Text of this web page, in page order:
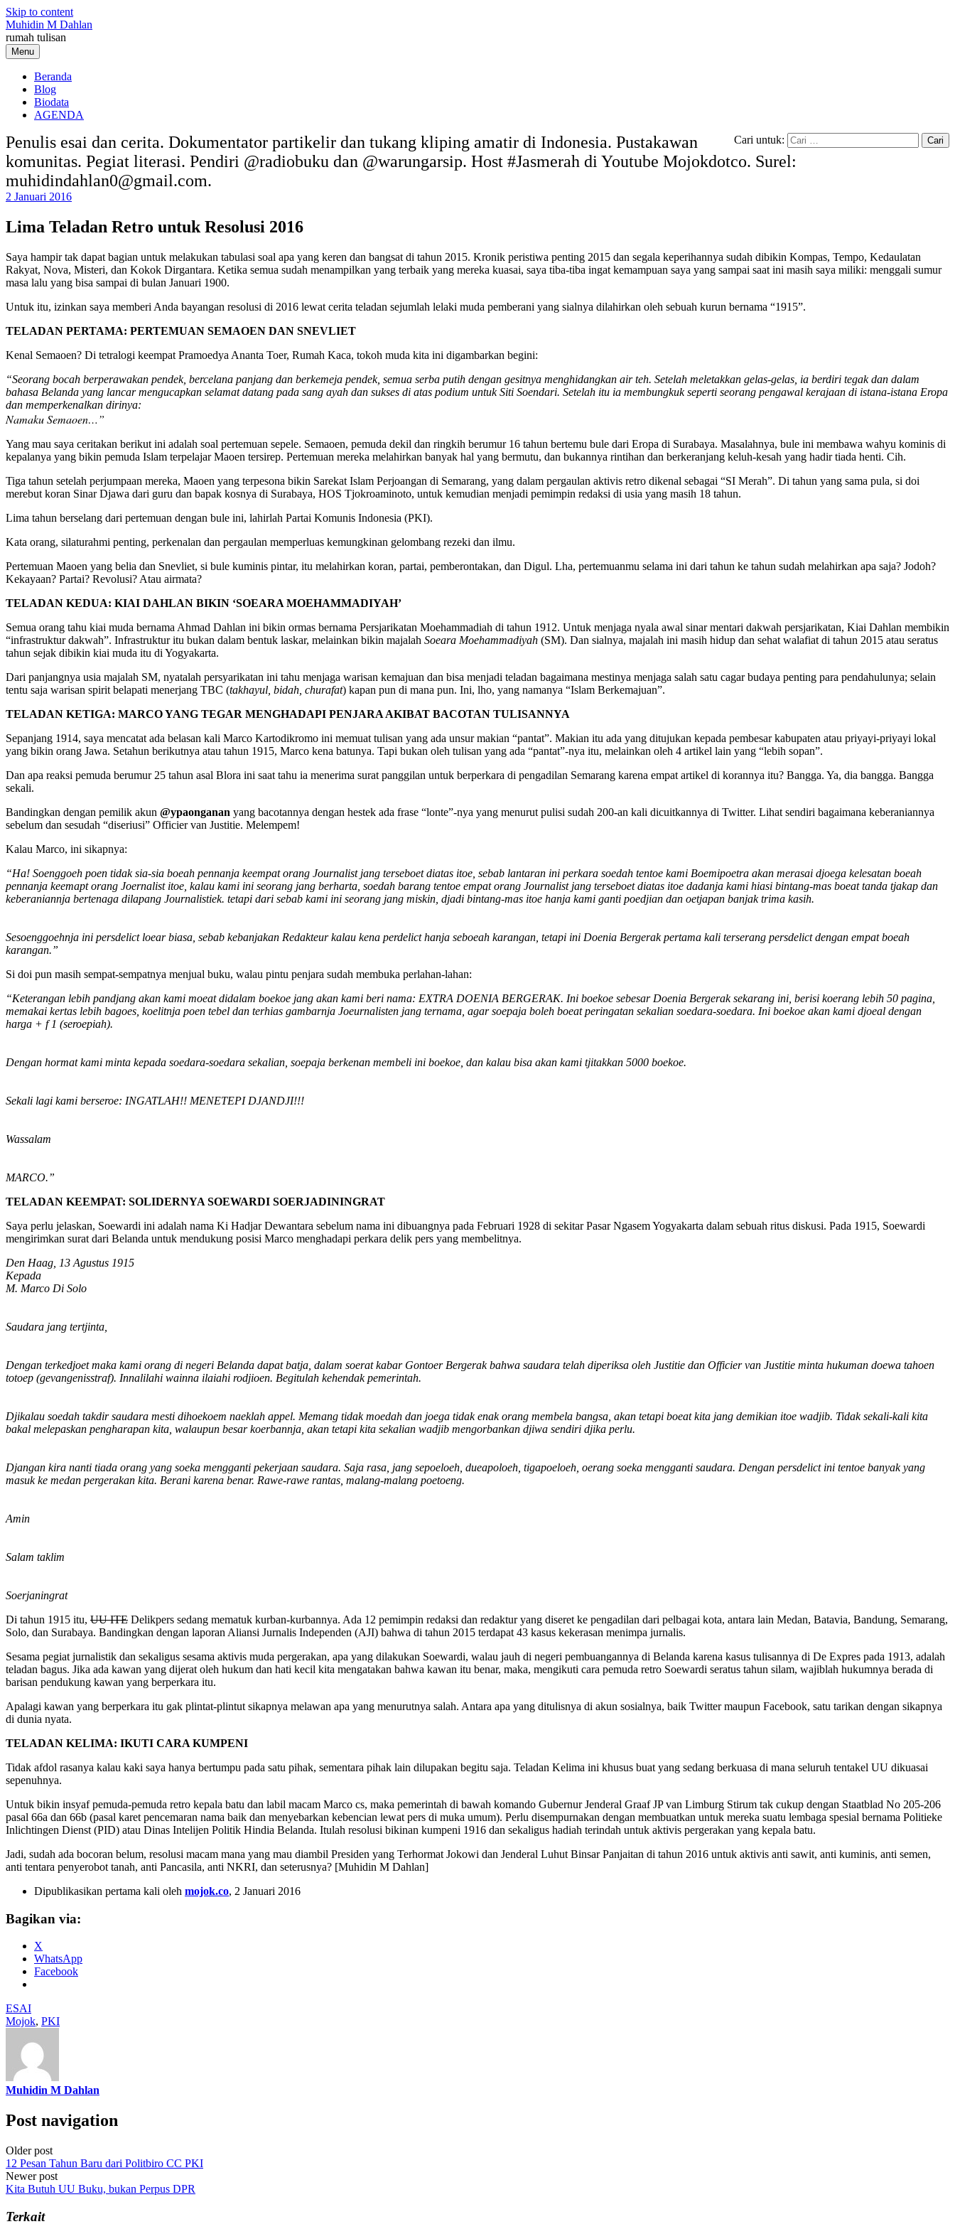
Skip to content
Muhidin M Dahlan
rumah tulisan
Menu
Beranda
Blog
Biodata
AGENDA
Cari untuk:
Penulis esai dan cerita. Dokumentator partikelir dan tukang kliping amatir di Indonesia. Pustakawan
komunitas. Pegiat literasi. Pendiri @radiobuku dan @warungarsip. Host #Jasmerah di Youtube Mojokdotco. Surel:
muhidindahlan0@gmail.com.
2 Januari 2016
Lima Teladan Retro untuk Resolusi 2016
Saya hampir tak dapat bagian untuk melakukan tabulasi soal apa yang keren dan bangsat di tahun 2015. Kronik peristiwa penting 2015 dan segala keperihannya sudah dibikin Kompas, Tempo, Kedaulatan
Rakyat, Nova, Misteri, dan Kokok Dirgantara. Ketika semua sudah menampilkan yang terbaik yang mereka kuasai, saya tiba-tiba ingat kemampuan saya yang sampai saat ini masih saya miliki: menggali sumur
masa lalu yang bisa sampai di bulan Januari 1900.
Untuk itu, izinkan saya memberi Anda bayangan resolusi di 2016 lewat cerita teladan sejumlah lelaki muda pemberani yang sialnya dilahirkan oleh sebuah kurun bernama “1915”.
TELADAN PERTAMA: PERTEMUAN SEMAOEN DAN SNEVLIET
Kenal Semaoen? Di tetralogi keempat Pramoedya Ananta Toer, Rumah Kaca, tokoh muda kita ini digambarkan begini:
“Seorang bocah berperawakan pendek, bercelana panjang dan berkemeja pendek, semua serba putih dengan gesitnya menghidangkan air teh. Setelah meletakkan gelas-gelas, ia berdiri tegak dan dalam
bahasa Belanda yang lancar mengucapkan selamat datang pada sang ayah dan sukses di atas podium untuk Siti Soendari. Setelah itu ia membungkuk seperti seorang pengawal kerajaan di istana-istana Eropa
dan memperkenalkan dirinya:
Namaku Semaoen…”
Yang mau saya ceritakan berikut ini adalah soal pertemuan sepele. Semaoen, pemuda dekil dan ringkih berumur 16 tahun bertemu bule dari Eropa di Surabaya. Masalahnya, bule ini membawa wahyu kominis di
kepalanya yang bikin pemuda Islam terpelajar Maoen tersirep. Pertemuan mereka melahirkan banyak hal yang bermutu, dan bukannya rintihan dan berkeranjang keluh-kesah yang hadir tiada henti. Cih.
Tiga tahun setelah perjumpaan mereka, Maoen yang terpesona bikin Sarekat Islam Perjoangan di Semarang, yang dalam pergaulan aktivis retro dikenal sebagai “SI Merah”. Di tahun yang sama pula, si doi
merebut koran Sinar Djawa dari guru dan bapak kosnya di Surabaya, HOS Tjokroaminoto, untuk kemudian menjadi pemimpin redaksi di usia yang masih 18 tahun.
Lima tahun berselang dari pertemuan dengan bule ini, lahirlah Partai Komunis Indonesia (PKI).
Kata orang, silaturahmi penting, perkenalan dan pergaulan memperluas kemungkinan gelombang rezeki dan ilmu.
Pertemuan Maoen yang belia dan Snevliet, si bule kuminis pintar, itu melahirkan koran, partai, pemberontakan, dan Digul. Lha, pertemuanmu selama ini dari tahun ke tahun sudah melahirkan apa saja? Jodoh?
Kekayaan? Partai? Revolusi? Atau airmata?
TELADAN KEDUA: KIAI DAHLAN BIKIN ‘SOEARA MOEHAMMADIYAH’
Semua orang tahu kiai muda bernama Ahmad Dahlan ini bikin ormas bernama Persjarikatan Moehammadiah di tahun 1912. Untuk menjaga nyala awal sinar mentari dakwah persjarikatan, Kiai Dahlan membikin
“infrastruktur dakwah”. Infrastruktur itu bukan dalam bentuk laskar, melainkan bikin majalah Soeara Moehammadiyah (SM). Dan sialnya, majalah ini masih hidup dan sehat walafiat di tahun 2015 atau seratus
tahun sejak dibikin kiai muda itu di Yogyakarta.
Dari panjangnya usia majalah SM, nyatalah persyarikatan ini tahu menjaga warisan kemajuan dan bisa menjadi teladan bagaimana mestinya menjaga salah satu cagar budaya penting para pendahulunya; selain
tentu saja warisan spirit belapati menerjang TBC (takhayul, bidah, churafat) kapan pun di mana pun. Ini, lho, yang namanya “Islam Berkemajuan”.
TELADAN KETIGA: MARCO YANG TEGAR MENGHADAPI PENJARA AKIBAT BACOTAN TULISANNYA
Sepanjang 1914, saya mencatat ada belasan kali Marco Kartodikromo ini memuat tulisan yang ada unsur makian “pantat”. Makian itu ada yang ditujukan kepada pembesar kabupaten atau priyayi-priyayi lokal
yang bikin orang Jawa. Setahun berikutnya atau tahun 1915, Marco kena batunya. Tapi bukan oleh tulisan yang ada “pantat”-nya itu, melainkan oleh 4 artikel lain yang “lebih sopan”.
Dan apa reaksi pemuda berumur 25 tahun asal Blora ini saat tahu ia menerima surat panggilan untuk berperkara di pengadilan Semarang karena empat artikel di korannya itu? Bangga. Ya, dia bangga. Bangga
sekali.
Bandingkan dengan pemilik akun @ypaonganan yang bacotannya dengan hestek ada frase “lonte”-nya yang menurut pulisi sudah 200-an kali dicuitkannya di Twitter. Lihat sendiri bagaimana keberaniannya
sebelum dan sesudah “diseriusi” Officier van Justitie. Melempem!
Kalau Marco, ini sikapnya:
“Ha! Soenggoeh poen tidak sia-sia boeah pennanja keempat orang Journalist jang terseboet diatas itoe, sebab lantaran ini perkara soedah tentoe kami Boemipoetra akan merasai djoega kelesatan boeah
pennanja keemapt orang Joernalist itoe, kalau kami ini seorang jang berharta, soedah barang tentoe empat orang Journalist jang terseboet diatas itoe dadanja kami hiasi bintang-mas boeat tanda tjakap dan
keberaniannja bertenaga dilapang Journalistiek. tetapi dari sebab kami ini seorang jang miskin, djadi bintang-mas itoe hanja kami ganti poedjian dan oetjapan banjak trima kasih.
Sesoenggoehnja ini persdelict loear biasa, sebab kebanjakan Redakteur kalau kena perdelict hanja seboeah karangan, tetapi ini Doenia Bergerak pertama kali terserang persdelict dengan empat boeah
karangan.”
Si doi pun masih sempat-sempatnya menjual buku, walau pintu penjara sudah membuka perlahan-lahan:
“Keterangan lebih pandjang akan kami moeat didalam boekoe jang akan kami beri nama: EXTRA DOENIA BERGERAK. Ini boekoe sebesar Doenia Bergerak sekarang ini, berisi koerang lebih 50 pagina,
memakai kertas lebih bagoes, koelitnja poen tebel dan terhias gambarnja Joeurnalisten jang ternama, agar soepaja boleh boeat peringatan sekalian soedara-soedara. Ini boekoe akan kami djoeal dengan
harga + f 1 (seroepiah).
Dengan hormat kami minta kepada soedara-soedara sekalian, soepaja berkenan membeli ini boekoe, dan kalau bisa akan kami tjitakkan 5000 boekoe.
Sekali lagi kami berseroe: INGATLAH!! MENETEPI DJANDJI!!!
Wassalam
MARCO.”
TELADAN KEEMPAT: SOLIDERNYA SOEWARDI SOERJADININGRAT
Saya perlu jelaskan, Soewardi ini adalah nama Ki Hadjar Dewantara sebelum nama ini dibuangnya pada Februari 1928 di sekitar Pasar Ngasem Yogyakarta dalam sebuah ritus diskusi. Pada 1915, Soewardi
mengirimkan surat dari Belanda untuk mendukung posisi Marco menghadapi perkara delik pers yang membelitnya.
Den Haag, 13 Agustus 1915
Kepada
M. Marco Di Solo
Saudara jang tertjinta,
Dengan terkedjoet maka kami orang di negeri Belanda dapat batja, dalam soerat kabar Gontoer Bergerak bahwa saudara telah diperiksa oleh Justitie dan Officier van Justitie minta hukuman doewa tahoen
totoep (gevangenisstraf). Innalilahi wainna ilaiahi rodjioen. Begitulah kehendak pemerintah.
Djikalau soedah takdir saudara mesti dihoekoem naeklah appel. Memang tidak moedah dan joega tidak enak orang membela bangsa, akan tetapi boeat kita jang demikian itoe wadjib. Tidak sekali-kali kita
bakal melepaskan pengharapan kita, walaupun besar koerbannja, akan tetapi kita sekalian wadjib mengorbankan djiwa sendiri djika perlu.
Djangan kira nanti tiada orang yang soeka mengganti pekerjaan saudara. Saja rasa, jang sepoeloeh, dueapoloeh, tigapoeloeh, oerang soeka mengganti saudara. Dengan persdelict ini tentoe banyak yang
masuk ke medan pergerakan kita. Berani karena benar. Rawe-rawe rantas, malang-malang poetoeng.
Amin
Salam taklim
Soerjaningrat
Di tahun 1915 itu, UU ITE Delikpers sedang mematuk kurban-kurbannya. Ada 12 pemimpin redaksi dan redaktur yang diseret ke pengadilan dari pelbagai kota, antara lain Medan, Batavia, Bandung, Semarang,
Solo, dan Surabaya. Bandingkan dengan laporan Aliansi Jurnalis Independen (AJI) bahwa di tahun 2015 terdapat 43 kasus kekerasan menimpa jurnalis.
Sesama pegiat jurnalistik dan sekaligus sesama aktivis muda pergerakan, apa yang dilakukan Soewardi, walau jauh di negeri pembuangannya di Belanda karena kasus tulisannya di De Expres pada 1913, adalah
teladan bagus. Jika ada kawan yang dijerat oleh hukum dan hati kecil kita mengatakan bahwa kawan itu benar, maka, mengikuti cara pemuda retro Soewardi seratus tahun silam, wajiblah hukumnya berada di
barisan pendukung kawan yang berperkara itu.
Apalagi kawan yang berperkara itu gak plintat-plintut sikapnya melawan apa yang menurutnya salah. Antara apa yang ditulisnya di akun sosialnya, baik Twitter maupun Facebook, satu tarikan dengan sikapnya
di dunia nyata.
TELADAN KELIMA: IKUTI CARA KUMPENI
Tidak afdol rasanya kalau kaki saya hanya bertumpu pada satu pihak, sementara pihak lain dilupakan begitu saja. Teladan Kelima ini khusus buat yang sedang berkuasa di mana seluruh tentakel UU dikuasai
sepenuhnya.
Untuk bikin insyaf pemuda-pemuda retro kepala batu dan labil macam Marco cs, maka pemerintah di bawah komando Gubernur Jenderal Graaf JP van Limburg Stirum tak cukup dengan Staatblad No 205-206
pasal 66a dan 66b (pasal karet pencemaran nama baik dan menyebarkan kebencian lewat pers di muka umum). Perlu disempurnakan dengan membuatkan untuk mereka suatu lembaga spesial bernama Politieke
Inlichtingen Dienst (PID) atau Dinas Intelijen Politik Hindia Belanda. Itulah resolusi bikinan kumpeni 1916 dan sekaligus hadiah terindah untuk aktivis pergerakan yang kepala batu.
Jadi, sudah ada bocoran belum, resolusi macam mana yang mau diambil Presiden yang Terhormat Jokowi dan Jenderal Luhut Binsar Panjaitan di tahun 2016 untuk aktivis anti sawit, anti kuminis, anti semen,
anti tentara penyerobot tanah, anti Pancasila, anti NKRI, dan seterusnya? [Muhidin M Dahlan]
Dipublikasikan pertama kali oleh mojok.co, 2 Januari 2016
Bagikan via:
X
WhatsApp
Facebook
ESAI
Mojok, PKI
Muhidin M Dahlan
Post navigation
Older post
12 Pesan Tahun Baru dari Politbiro CC PKI
Newer post
Kita Butuh UU Buku, bukan Perpus DPR
Terkait